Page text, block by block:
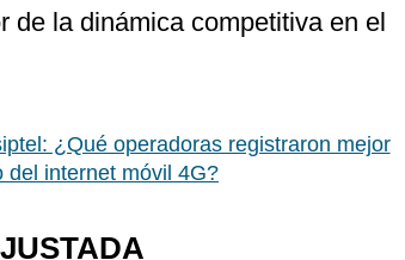
de la dinámica competitiva en el
¿Qué operadoras registraron mejor
del internet móvil 4G?